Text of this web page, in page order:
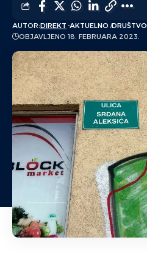
AUTOR:DIREKT AKTUELNO DRUŠTVO
OBJAVLJENO 18. FEBRUARA 2023.